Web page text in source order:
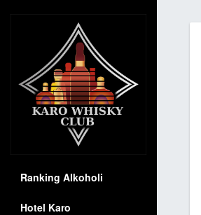
Ranking Alkoholi
Hotel Karo